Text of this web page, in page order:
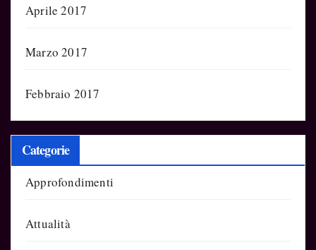
Aprile 2017
Marzo 2017
Febbraio 2017
Categorie
Approfondimenti
Attualità